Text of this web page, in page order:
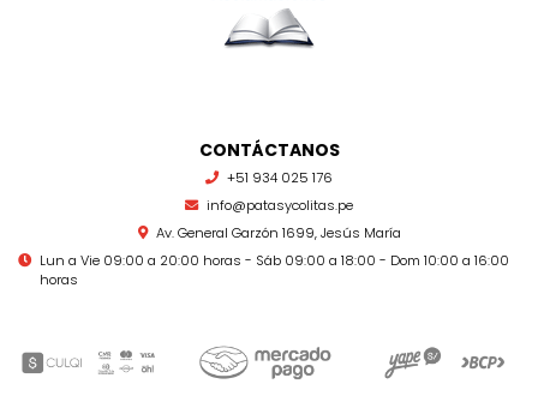
CONTÁCTANOS
+51 934 025 176
info@patasycolitas.pe
Av. General Garzón 1699, Jesús María
Lun a Vie 09:00 a 20:00 horas - Sáb 09:00 a 18:00 - Dom 10:00 a 16:00
horas